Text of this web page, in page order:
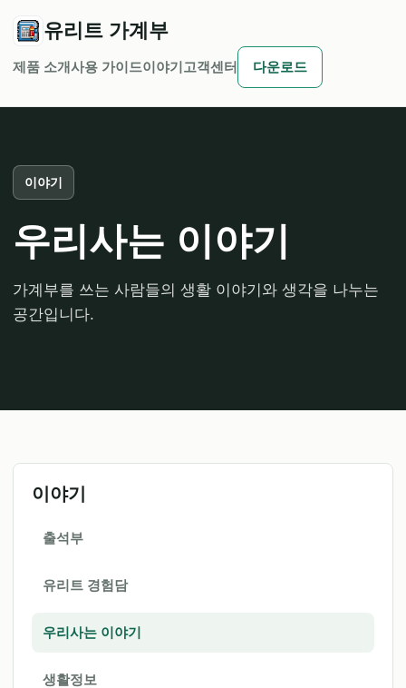
유리트 가계부
제품 소개사용 가이드이야기 고객센터 다운로드
이야기
우리사는 이야기
가계부를 쓰는 사람들의 생활 이야기와 생각을 나누는
공간입니다.
이야기
출석부
유리트 경험담
우리사는 이야기
생활정보